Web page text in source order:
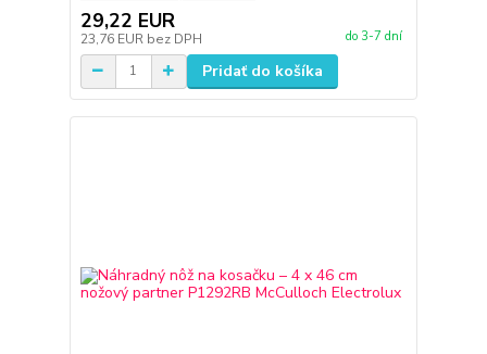
29,22 EUR
23,76 EUR bez DPH do 3-7 dní
Pridať do košíka